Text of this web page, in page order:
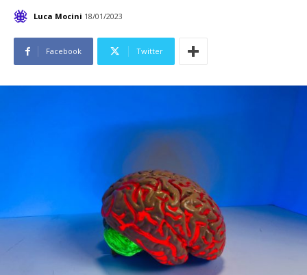
Luca Mocini 18/01/2023
Facebook Twitter